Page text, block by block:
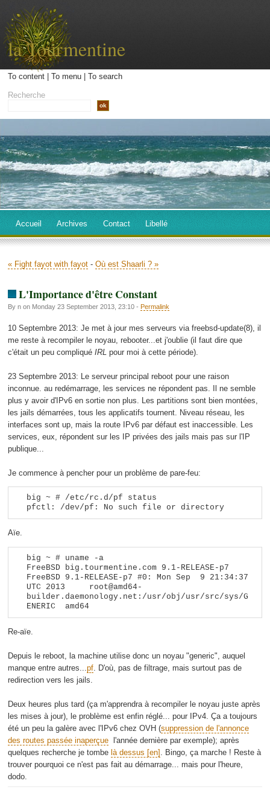
la Tourmentine
To content| To menu| To search
Recherche
Accueil Archives Contact Libellé
« Fight fayot with fayot - Où est Shaarli ? »
L'Importance d'être Constant
By n on Monday 23 September 2013, 23:10 - Permalink
10 Septembre 2013: Je met à jour mes serveurs via freebsd-update(8), il
me reste à recompiler le noyau, rebooter...et j'oublie (il faut dire que
c'était un peu compliqué IRL pour moi à cette période).
23 Septembre 2013: Le serveur principal reboot pour une raison
inconnue. au redémarrage, les services ne répondent pas. Il ne semble
plus y avoir d'IPv6 en sortie non plus. Les partitions sont bien montées,
les jails démarrées, tous les applicatifs tournent. Niveau réseau, les
interfaces sont up, mais la route IPv6 par défaut est inaccessible. Les
services, eux, répondent sur les IP privées des jails mais pas sur l'IP
publique...
Je commence à pencher pour un problème de pare-feu:
big ~ # /etc/rc.d/pf status
pfctl: /dev/pf: No such file or directory
Aïe.
big ~ # uname -a
FreeBSD big.tourmentine.com 9.1-RELEASE-p7
FreeBSD 9.1-RELEASE-p7 #0: Mon Sep  9 21:34:37
UTC 2013     root@amd64-
builder.daemonology.net:/usr/obj/usr/src/sys/G
ENERIC  amd64
Re-aïe.
Depuis le reboot, la machine utilise donc un noyau "generic", auquel
manque entre autres... pf. D'où, pas de filtrage, mais surtout pas de
redirection vers les jails.
Deux heures plus tard (ça m'apprendra à recompiler le noyau juste après
les mises à jour), le problème est enfin réglé... pour IPv4. Ça a toujours
été un peu la galère avec l'IPv6 chez OVH (suppression de l'annonce
des routes passée inaperçuel'année dernière par exemple); après
quelques recherche je tombe là dessus
. Bingo, ça marche ! Reste à
trouver pourquoi ce n'est pas fait au démarrage... mais pour l'heure,
dodo.